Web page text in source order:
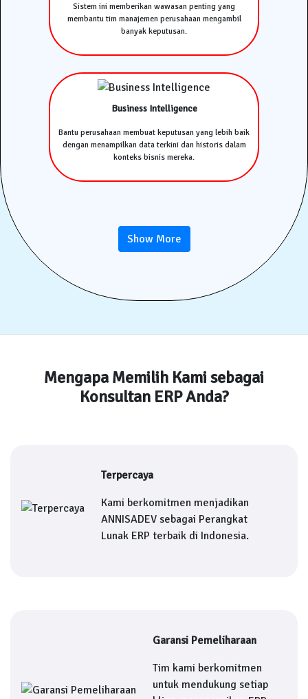
Sistem ini memberikan wawasan penting yang
membantu tim manajemen perusahaan mengambil
banyak keputusan.
Business Intelligence
Bantu perusahaan membuat keputusan yang lebih baik
dengan menampilkan data terkini dan historis dalam
konteks bisnis mereka.
Show More
Mengapa Memilih Kami sebagai
Konsultan ERP Anda?
Terpercaya
Kami berkomitmen menjadikan
ANNISADEV sebagai Perangkat
Lunak ERP terbaik di Indonesia.
Garansi Pemeliharaan
Tim kami berkomitmen
untuk mendukung setiap